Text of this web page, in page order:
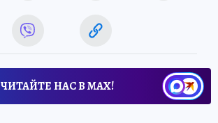
ЧИТАЙТЕ НАС В МАХ!